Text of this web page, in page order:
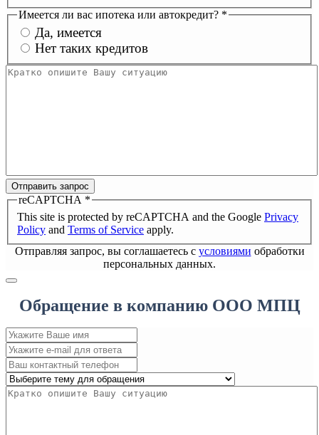
Имеется ли вас ипотека или автокредит? *
Да, имеется
Нет таких кредитов
Отправить запрос
reCAPTCHA *
This site is protected by reCAPTCHA and the Google Privacy
Policy and Terms of Service apply.
Отправляя запрос, вы соглашаетесь с условиями обработки
персональных данных.
Обращение в компанию ООО МПЦ